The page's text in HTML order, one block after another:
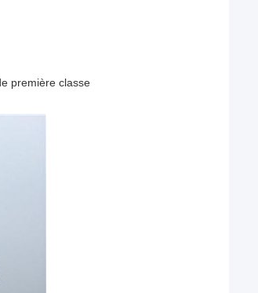
première classe